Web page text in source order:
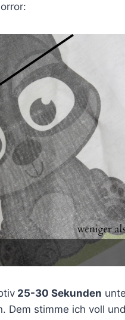
25-30 Sekunden
Dem stimme ich voll